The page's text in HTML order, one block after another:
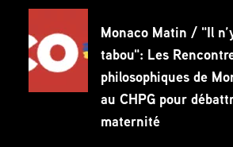
Monaco Matin / "Il
tabou": Les
philosophiques de
au CHPG pour
maternité